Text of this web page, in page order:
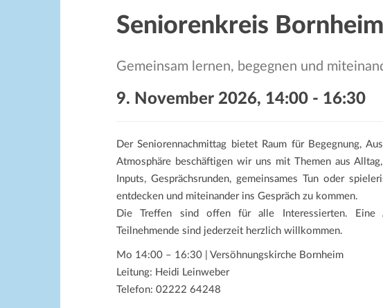
Seniorenkreis Bornheim
Gemeinsam lernen, begegnen und
9. November 2026, 14:00 - 16:30
Der Seniorennachmittag bietet Raum für Begegnung,
Atmosphäre beschäftigen wir uns mit Themen aus
Inputs, Gesprächsrunden, gemeinsames Tun oder
entdecken und miteinander ins Gespräch zu kommen.
Die Treffen sind offen für alle Interessierten. Eine
Teilnehmende sind jederzeit herzlich willkommen.
Mo 14:00 – 16:30 | Versöhnungskirche Bornheim
Leitung: Heidi Leinweber
Telefon: 02222 64248